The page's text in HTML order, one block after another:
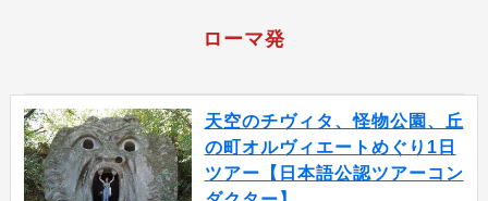
ローマ発
天空のチヴィタ、怪物公園、丘
の町オルヴィエートめぐり1日
ツアー【日本語公認ツアーコン